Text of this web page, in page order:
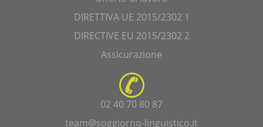
DIRETTIVA UE 2015/2302 1
DIRECTIVE EU 2015/2302 2
Assicurazione
02 40 70 80 87
team@soggiorno-linguistico.it